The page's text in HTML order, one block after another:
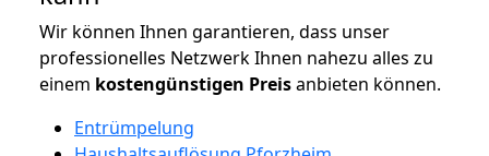
Wir können Ihnen garantieren, dass unser
professionelles Netzwerk Ihnen nahezu alles zu
einem kostengünstigen Preisanbieten können.
Entrümpelung